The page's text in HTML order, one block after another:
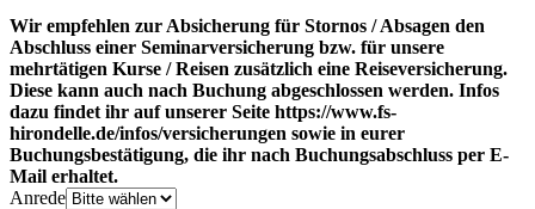
Wir empfehlen zur Absicherung für Stornos / Absagen den
Abschluss einer Seminarversicherung bzw. für unsere
mehrtätigen Kurse / Reisen zusätzlich eine Reiseversicherung.
Diese kann auch nach Buchung abgeschlossen werden. Infos
dazu findet ihr auf unserer Seite https://www.fs-
hirondelle.de/infos/versicherungen sowie in eurer
Buchungsbestätigung, die ihr nach Buchungsabschluss per E-
Mail erhaltet.
Anrede